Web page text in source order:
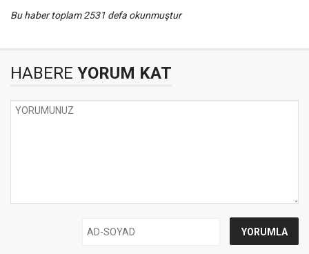
Bu haber toplam 2531 defa okunmuştur
HABERE YORUM KAT